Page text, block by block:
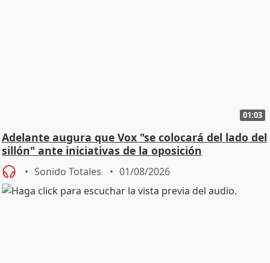
01:03
Adelante augura que Vox "se colocará del lado del
sillón" ante iniciativas de la oposición
Sonido Totales 01/08/2026